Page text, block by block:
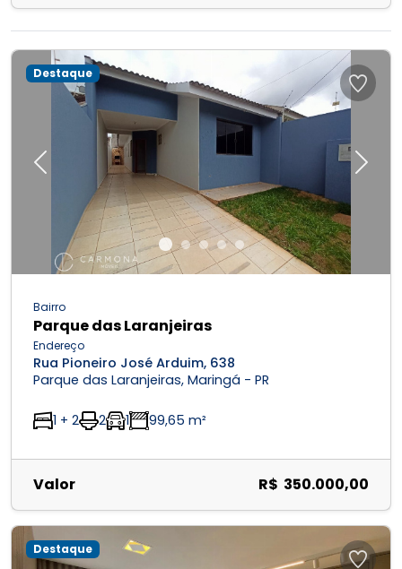
Previous Next
Destaque
Bairro
Parque das Laranjeiras
Endereço
Rua Pioneiro José Arduim, 638
Parque das Laranjeiras, Maringá - PR
1 + 2 2 1 99,65 m²
Valor R$ 350.000,00
Destaque